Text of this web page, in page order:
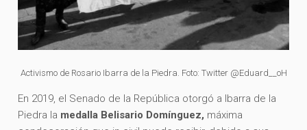
Activismo de Rosario Ibarra de la Piedra. Foto: Twitter @Eduard__oH
En 2019, el Senado de la República otorgó a Ibarra de la
Piedra la medalla Belisario Domínguez, máxima